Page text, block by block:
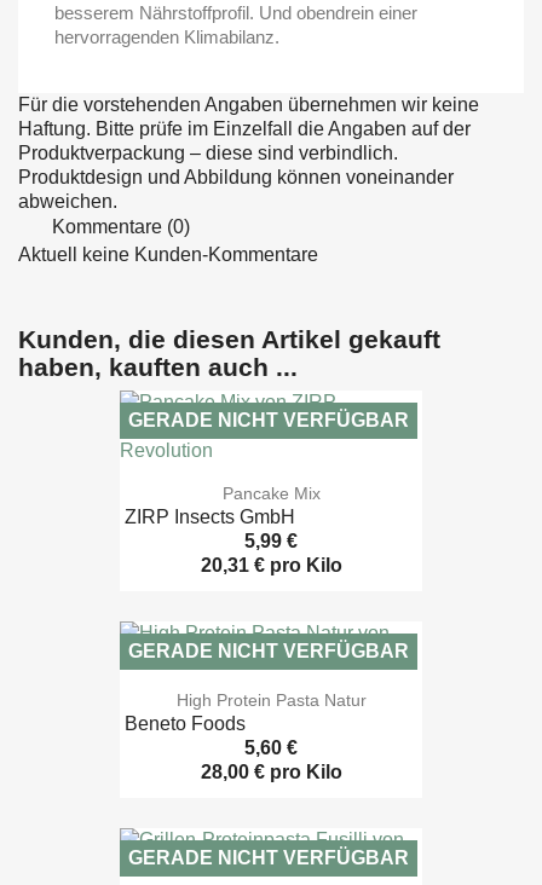
besserem Nährstoffprofil. Und obendrein einer
hervorragenden Klimabilanz.
Für die vorstehenden Angaben übernehmen wir keine
Haftung. Bitte prüfe im Einzelfall die Angaben auf der
Produktverpackung – diese sind verbindlich.
Produktdesign und Abbildung können voneinander
abweichen.
Kommentare (0)
Aktuell keine Kunden-Kommentare
Kunden, die diesen Artikel gekauft
haben, kauften auch ...
 Vorschau
Pancake Mix
ZIRP Insects GmbH
5,99 €
20,31 € pro Kilo
GERADE NICHT VERFÜGBAR
 Vorschau
High Protein Pasta Natur
Beneto Foods
5,60 €
28,00 € pro Kilo
GERADE NICHT VERFÜGBAR
GERADE NICHT VERFÜGBAR